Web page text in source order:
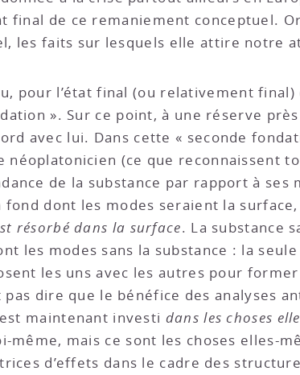
final de ce remaniement conceptuel.
les faits sur lesquels elle attire notre
pour l’état final (ou relativement
». Sur ce point, à une réserve
avec lui. Dans cette « seconde
néoplatonicien (ce que reconnaissent
de la substance par rapport à ses
fond dont les modes seraient la
résorbé dans la surface. La substance
les modes sans la substance : la
les uns avec les autres pour
pas dire que le bénéfice des analyses
maintenant investi dans les choses
même, mais ce sont les choses elles-
d’effets dans le cadre des